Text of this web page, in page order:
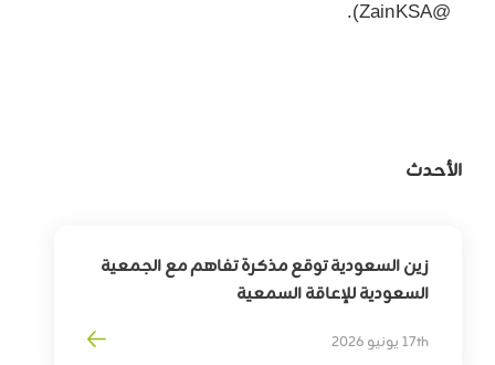
@ZainKSA).
الأحدث
زين السعودية توقع مذكرة تفاهم مع الجمعية
السعودية للإعاقة السمعية
ذوي الإعاقة السمعية
17th يونيو 2026